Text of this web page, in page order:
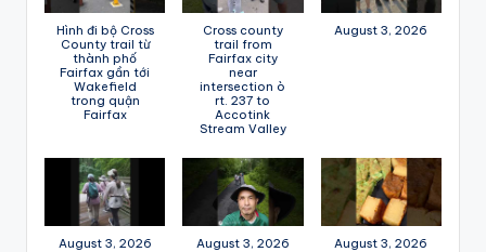
Hình đi bộ Cross
County trail từ
thành phố
Fairfax gần tới
Wakefield
trong quận
Fairfax
Cross county
trail from
Fairfax city
near
intersection ò
rt. 237 to
Accotink
Stream Valley
August 3, 2026
August 3, 2026 August 3, 2026 August 3, 2026